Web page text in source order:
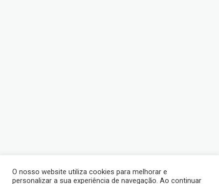
O nosso website utiliza cookies para melhorar e
personalizar a sua experiência de navegação. Ao continuar